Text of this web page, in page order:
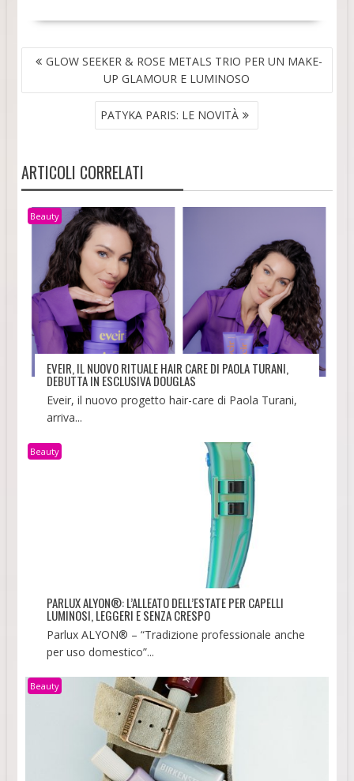
NAVIGAZIONE
ARTICOLI
GLOW SEEKER & ROSE METALS TRIO PER UN MAKE-
UP GLAMOUR E LUMINOSO
PATYKA PARIS: LE NOVITÀ
ARTICOLI CORRELATI
Beauty
EVEIR, IL NUOVO RITUALE HAIR CARE DI PAOLA TURANI,
DEBUTTA IN ESCLUSIVA DOUGLAS
Eveir, il nuovo progetto hair-care di Paola Turani,
arriva...
Beauty
PARLUX ALYON®: L’ALLEATO DELL’ESTATE PER CAPELLI
LUMINOSI, LEGGERI E SENZA CRESPO
Parlux ALYON® – “Tradizione professionale anche
per uso domestico”...
Beauty